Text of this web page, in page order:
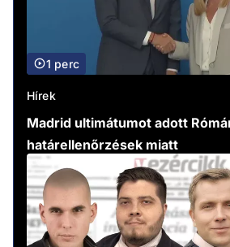
1 perc
Hírek
Madrid ultimátumot adott
határellenőrzések miatt